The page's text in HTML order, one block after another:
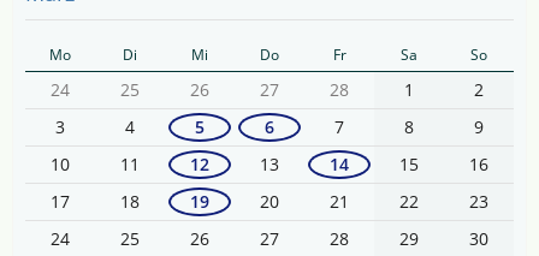
Mo Di Mi Do Fr Sa So
24 25 26 27 28 1
2
3
4 5 6 7 8
9
10
11 12 13 14 15
16
17
18 19 20 21 22
23
24
25 26 27 28 29
30